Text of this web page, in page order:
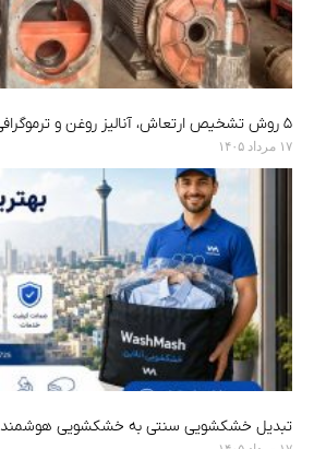
۵ روش تشخیص ارتعاش، آنالیز روغن و ترموگرافی + رفع عیب
۱۷ مرداد ۱۴۰۵
تبدیل خشکشویی سنتی به خشکشویی هوشمند